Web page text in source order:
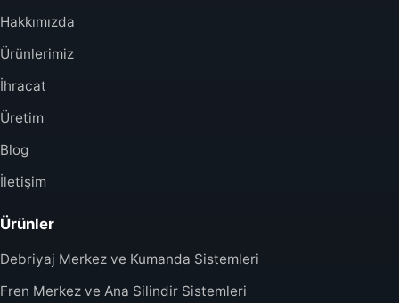
Hakkımızda
Ürünlerimiz
İhracat
Üretim
Blog
İletişim
Ürünler
Debriyaj Merkez ve Kumanda Sistemleri
Fren Merkez ve Ana Silindir Sistemleri